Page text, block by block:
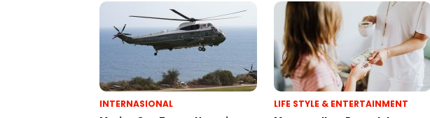
INTERNASIONAL LIFE STYLE & ENTERTAINMENT